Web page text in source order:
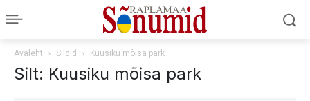
Avaleht Sildid Kuusiku mõisa park
Silt: Kuusiku mõisa park